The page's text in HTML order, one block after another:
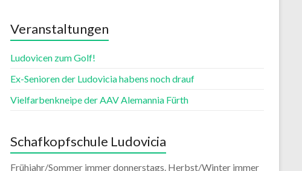
Veranstaltungen
Ludovicen zum Golf!
Ex-Senioren der Ludovicia habens noch drauf
Vielfarbenkneipe der AAV Alemannia Fürth
Schafkopfschule Ludovicia
Frühjahr/Sommer immer donnerstags. Herbst/Winter immer